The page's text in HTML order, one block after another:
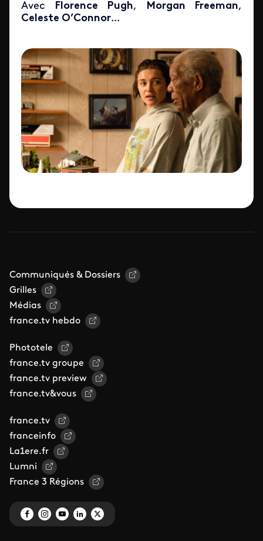
Avec Florence Pugh, Morgan Freeman,
Celeste O’Connor...
Communiqués & Dossiers
Grilles
Médias
france.tv hebdo
Phototele
france.tv groupe
france.tv preview
france.tv&vous
france.tv
franceinfo
La1ere.fr
Lumni
France 3 Régions